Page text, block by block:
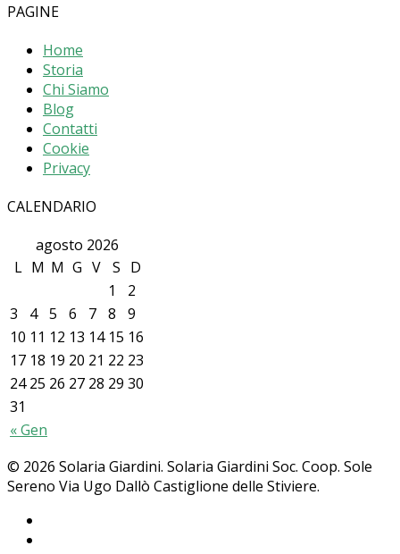
PAGINE
Home
Storia
Chi Siamo
Blog
Contatti
Cookie
Privacy
CALENDARIO
agosto 2026
L M M G V S D
« Gen
1
2
3
4 5 6 7 8
9
10 11 12 13 14 15 16
17 18 19 20 21 22 23
24 25 26 27 28 29 30
31
© 2026 Solaria Giardini. Solaria Giardini Soc. Coop. Sole
Sereno Via Ugo Dallò Castiglione delle Stiviere.